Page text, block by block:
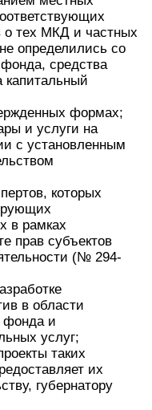
о тех МКД и частных
определились со
средства
капитальный
формах;
и услуги на
с установленным
которых
в рамках
прав субъектов
(№ 294-
в области
фонда и
услуг;
таких
их
губернатору